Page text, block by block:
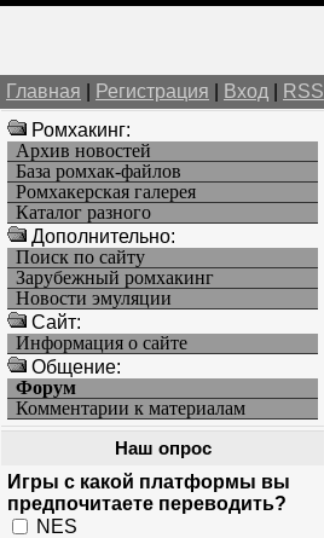
Главная Регистрация Вход RSS
Ромхакинг:
Архив новостей
База ромхак-файлов
Ромхакерская галерея
Каталог разного
Дополнительно:
Поиск по сайту
Зарубежный ромхакинг
Новости эмуляции
Cайт:
Информация о сайте
Общение:
Форум
Комментарии к материалам
Наш опрос
Игры с какой платформы вы
предпочитаете переводить?
NES